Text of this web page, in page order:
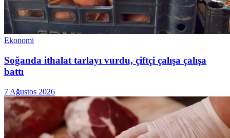
Ekonomi
Soğanda ithalat tarlayı vurdu, çiftçi çalışa çalışa
battı
7 Ağustos 2026